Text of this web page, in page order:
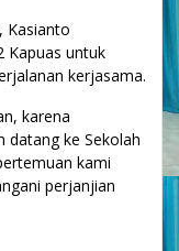
Kasianto
Kapuas untuk
kerjasama.
karena
datang ke Sekolah
kami
perjanjian